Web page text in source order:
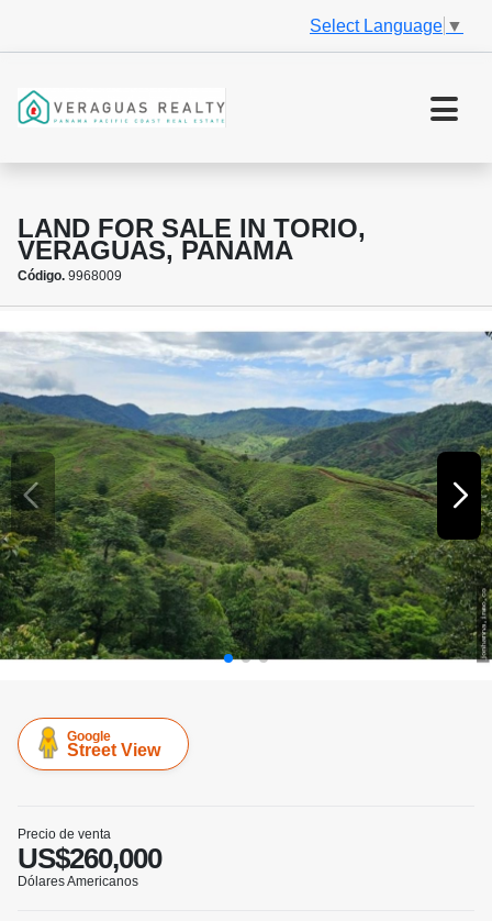
Select Language ▼
LAND FOR SALE IN TORIO,
VERAGUAS, PANAMA
Código. 9968009
Google
Street View
Precio de venta
US$260,000
Dólares Americanos